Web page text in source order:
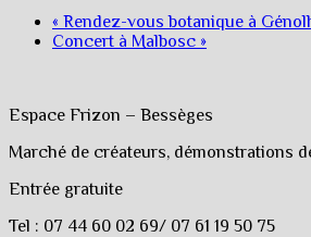
« Rendez-vous botanique à
Concert à Malbosc »
Espace Frizon – Bessèges
Marché de créateurs, démonstrations
Entrée gratuite
Tel : 07 44 60 02 69/ 07 61 19 50 75